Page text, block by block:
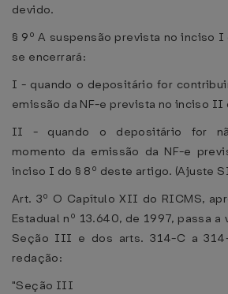
devido.
§ 9º A suspensão prevista no inciso
se encerrará:
I - quando o depositário for
emissão da NF-e prevista no inciso II
II - quando o depositário for
momento da emissão da NF-e
inciso I do § 8º deste artigo. (Ajuste
Art. 3º O Capítulo XII do RICMS,
Estadual nº 13.640, de 1997, passa
Seção III e dos arts. 314-C a
redação:
"Seção III